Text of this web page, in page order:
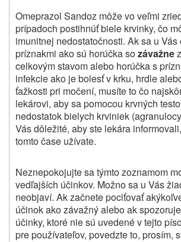
Omeprazol Sandoz môže vo veľmi
prípadoch postihnúť biele krvinky, čo
imunitnej nedostatočnosti. Ak sa u
príznakmi ako sú horúčka sozávažne
celkovým stavom alebo horúčka s
infekcie ako je bolesť v krku, hrdle
ťažkosti pri močení, musíte to čo
lekárovi, aby sa pomocou krvných
nedostatok bielych krviniek
Vás dôležité, aby ste lekára
tomto čase užívate.
Neznepokojujte sa týmto zoznamom
vedľajších účinkov. Možno sa u Vás
neobjaví. Ak začnete pociťovať
účinok ako závažný alebo ak
účinky, ktoré nie sú uvedené v tejto
pre používateľov, povedzte to, prosím,